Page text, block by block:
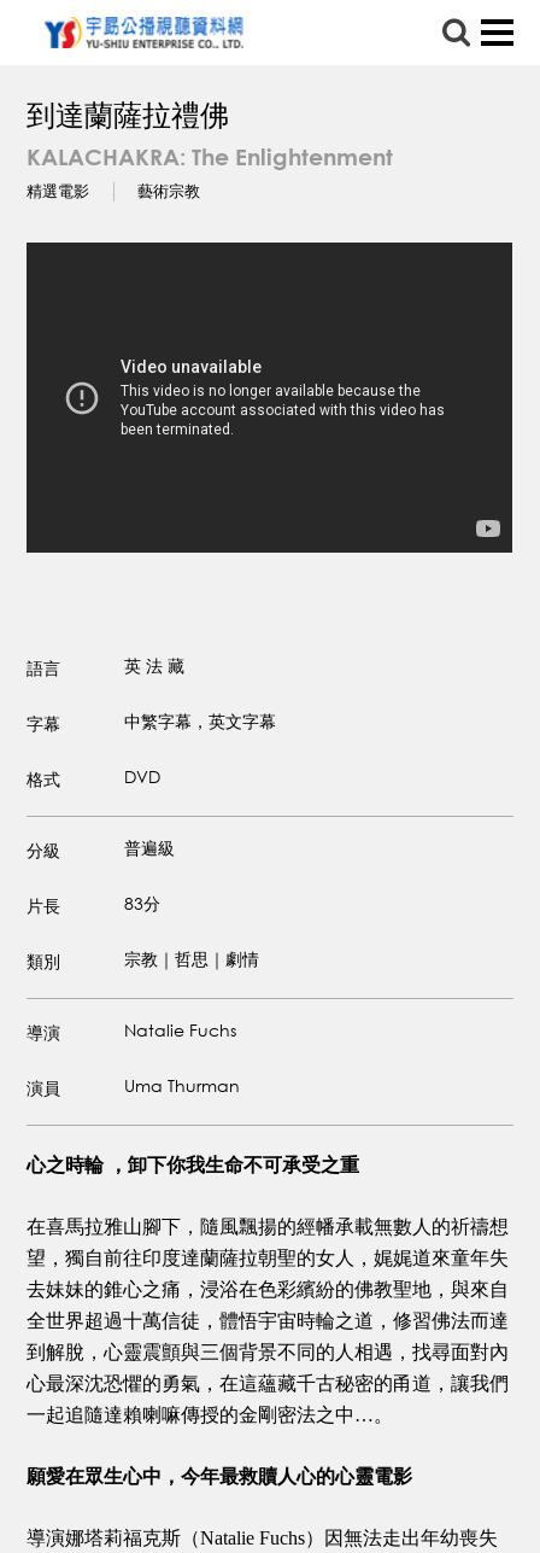
到達蘭薩拉禮佛
KALACHAKRA: The Enlightenment
精選電影 藝術宗教
語言 英 法 藏
字幕 中繁字幕，英文字幕
格式 DVD
分級 普遍級
片長 83分
類別 宗教｜哲思｜劇情
導演 Natalie Fuchs
演員 Uma Thurman
心之時輪 ，卸下你我生命不可承受之重
在喜馬拉雅山腳下，隨風飄揚的經幡承載無數人的祈禱想
望，獨自前往印度達蘭薩拉朝聖的女人，娓娓道來童年失
去妹妹的錐心之痛，浸浴在色彩繽紛的佛教聖地，與來自
全世界超過十萬信徒，體悟宇宙時輪之道，修習佛法而達
到解脫，心靈震顫與三個背景不同的人相遇，找尋面對內
心最深沈恐懼的勇氣，在這蘊藏千古秘密的甬道，讓我們
一起追隨達賴喇嘛傳授的金剛密法之中…。
願愛在眾生心中，今年最救贖人心的心靈電影
導演娜塔莉福克斯（Natalie Fuchs）因無法走出年幼喪失